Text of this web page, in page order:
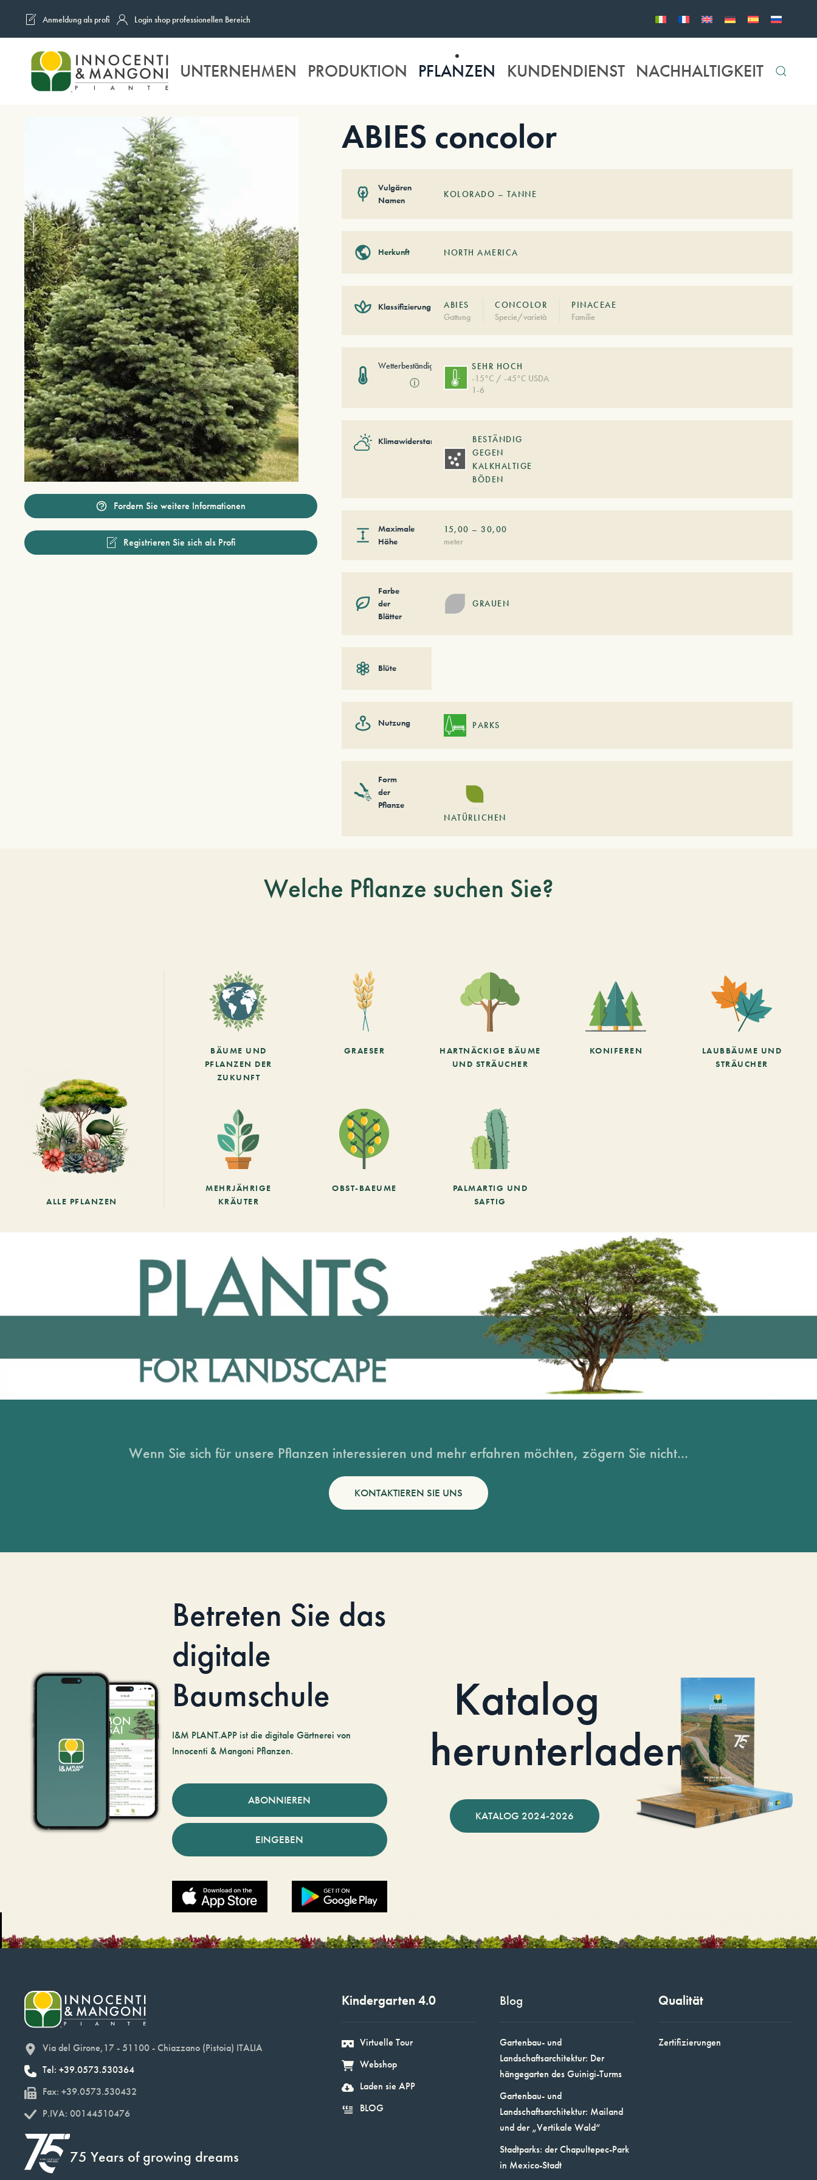
Skip to main content
Anmeldung als profi Login shop professionellen Bereich
UNTERNEHMEN PRODUKTION PFLANZEN KUNDENDIENST NACHHALTIGKEIT
Fordern Sie weitere Informationen
Registrieren Sie sich als Profi
ABIES concolor
Vulgären
Namen
KOLORADO – TANNE
Herkunft NORTH AMERICA
Klassifizierung
ABIES
Gattung
CONCOLOR
Specie/varietà
PINACEAE
Familie
Wetterbeständigkeit
ⓘ
SEHR HOCH
-15°C / -45°C USDA
1-6
Klimawiderstand
BESTÄNDIG
GEGEN
KALKHALTIGE
BÖDEN
Maximale
Höhe
15,00 –30,00
meter
Farbe
der
Blätter
GRAUEN
Blüte
Nutzung PARKS
Form
der
Pflanze
NATÜRLICHEN
Welche Pflanze suchen Sie?
ALLE PFLANZEN
BÄUME UND
PFLANZEN DER
ZUKUNFT
GRAESER
HARTNÄCKIGE BÄUME
UND STRÄUCHER
KONIFEREN
LAUBBÄUME UND
STRÄUCHER
MEHRJÄHRIGE
KRÄUTER
OBST-BAEUME
PALMARTIG UND
SAFTIG
Wenn Sie sich für unsere Pflanzen interessieren und mehr erfahren möchten, zögern Sie nicht...
KONTAKTIEREN SIE UNS
Betreten Sie das
digitale
Baumschule
I&M PLANT.APP ist die digitale Gärtnerei von
Innocenti & Mangoni Pflanzen.
ABONNIEREN
EINGEBEN
Katalog
herunterladen
KATALOG 2024-2026
Via del Girone,17 - 51100 - Chiazzano (Pistoia) ITALIA
Tel: +39.0573.530364
Fax: +39.0573.530432
P.IVA: 00144510476
75 Years of growing dreams
Kindergarten 4.0
Virtuelle Tour
Webshop
Laden sie APP
BLOG
Blog
Gartenbau- und
Landschaftsarchitektur: Der
hängegarten des Guinigi-Turms
Gartenbau- und
Landschaftsarchitektur: Mailand
und der „Vertikale Wald“
Stadtparks: der Chapultepec-Park
in Mexico-Stadt
Qualität
Zertifizierungen